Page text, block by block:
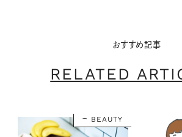
おすすめ記事
RELATED
BEAUTY